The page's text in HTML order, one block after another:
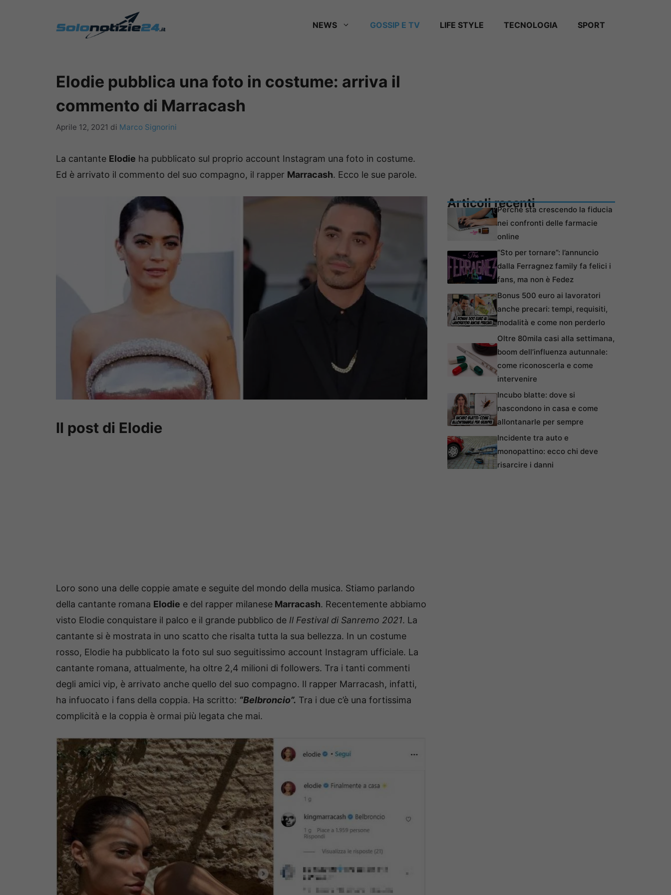
NEWS GOSSIP E TV LIFE STYLE TECNOLOGIA SPORT
Elodie pubblica una foto in costume: arriva il
commento di Marracash
Aprile 12, 2021 di Marco Signorini
La cantante Elodie ha pubblicato sul proprio account Instagram una foto in costume.
Ed è arrivato il commento del suo compagno, il rapper Marracash. Ecco le sue parole.
Il post di Elodie
Loro sono una delle coppie amate e seguite del mondo della musica. Stiamo parlando
della cantante romana Elodie e del rapper milanese Marracash. Recentemente abbiamo
visto Elodie conquistare il palco e il grande pubblico de Il Festival di Sanremo 2021. La
cantante si è mostrata in uno scatto che risalta tutta la sua bellezza. In un costume
rosso, Elodie ha pubblicato la foto sul suo seguitissimo account Instagram ufficiale. La
cantante romana, attualmente, ha oltre 2,4 milioni di followers. Tra i tanti commenti
degli amici vip, è arrivato anche quello del suo compagno. Il rapper Marracash, infatti,
ha infuocato i fans della coppia. Ha scritto: “Belbroncio”. Tra i due c’è una fortissima
complicità e la coppia è ormai più legata che mai.
Articoli recentiPerché sta crescendo la fiducia
nei confronti delle farmacie
online
“Sto per tornare”: l’annuncio
dalla Ferragnez family fa felici i
fans, ma non è Fedez
Bonus 500 euro ai lavoratori
anche precari: tempi, requisiti,
modalità e come non perderlo
Oltre 80mila casi alla settimana,
boom dell’influenza autunnale:
come riconoscerla e come
intervenire
Incubo blatte: dove si
nascondono in casa e come
allontanarle per sempre
Incidente tra auto e
monopattino: ecco chi deve
risarcire i danni